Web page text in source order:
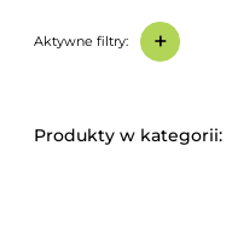
Aktywne filtry: +